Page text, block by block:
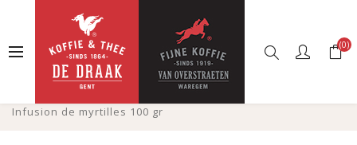
(0)
Boutique en ligne Thés
Infusions épicées et fruitées
Infusion de myrtilles 100 gr